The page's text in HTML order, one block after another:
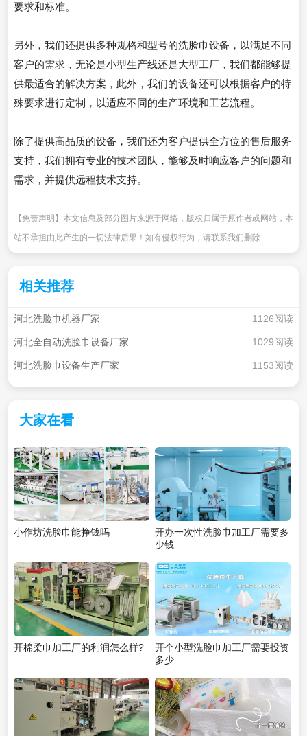
要求和标准。
另外，我们还提供多种规格和型号的洗脸巾设备，以满足不同
客户的需求，无论是小型生产线还是大型工厂，我们都能够提
供最适合的解决方案，此外，我们的设备还可以根据客户的特
殊要求进行定制，以适应不同的生产环境和工艺流程。
除了提供高品质的设备，我们还为客户提供全方位的售后服务
支持，我们拥有专业的技术团队，能够及时响应客户的问题和
需求，并提供远程技术支持。
【免责声明】本文信息及部分图片来源于网络，版权归属于原作者或网站，本
站不承担由此产生的一切法律后果！如有侵权行为，请联系我们删除
相关推荐
河北洗脸巾机器厂家 1126阅读
河北全自动洗脸巾设备厂家 1029阅读
河北洗脸巾设备生产厂家 1153阅读
大家在看
小作坊洗脸巾能挣钱吗
开办一次性洗脸巾加工厂需要多
少钱
开棉柔巾加工厂的利润怎么样?
开个小型洗脸巾加工厂需要投资
多少